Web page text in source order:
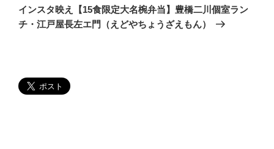
ー
シ
の
投
インスタ映え【15食限定大名椀弁当】豊橋二川個室ラン
チ・江戸屋長左エ門（えどやちょうざえもん）